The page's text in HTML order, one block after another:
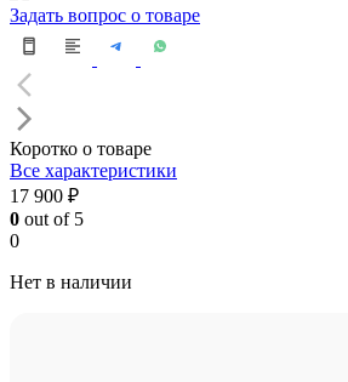
Задать вопрос о товаре
Коротко о товаре
Все характеристики
17 900 ₽
0 out of 5
0
Нет в наличии